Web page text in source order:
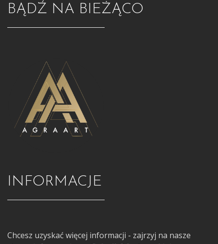
BĄDŹ NA BIEŻĄCO
INFORMACJE
Chcesz uzyskać więcej informacji - zajrzyj na nasze